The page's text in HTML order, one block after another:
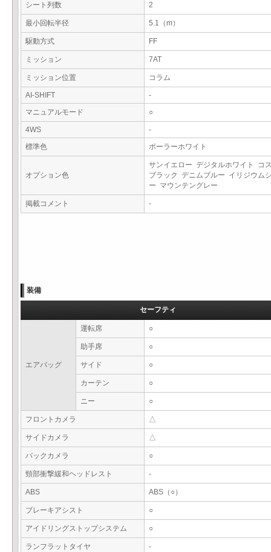
シート列数 2
最小回転半径 5.1（m）
駆動方式 FF
ミッション 7AT
ミッション位置 コラム
AI-SHIFT
-
マニュアルモード
○
4WS
-
標準色
ポーラーホワイト
オプション色
サンイエロー デジタルホワイト コ
ブラック デニムブルー イリジウム
ー マウンテングレー
掲載コメント -
装備
セーフティ
エアバッグ
運転席 ○
助手席 ○
サイド ○
カーテン ○
ニー ○
フロントカメラ △
サイドカメラ △
バックカメラ ○
頸部衝撃緩和ヘッドレスト -
ABS ABS（○）
ブレーキアシスト ○
アイドリングストップシステム ○
ランフラットタイヤ -